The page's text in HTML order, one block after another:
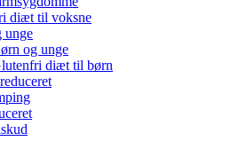
diæt til voksne
unge
og unge
diæt til børn